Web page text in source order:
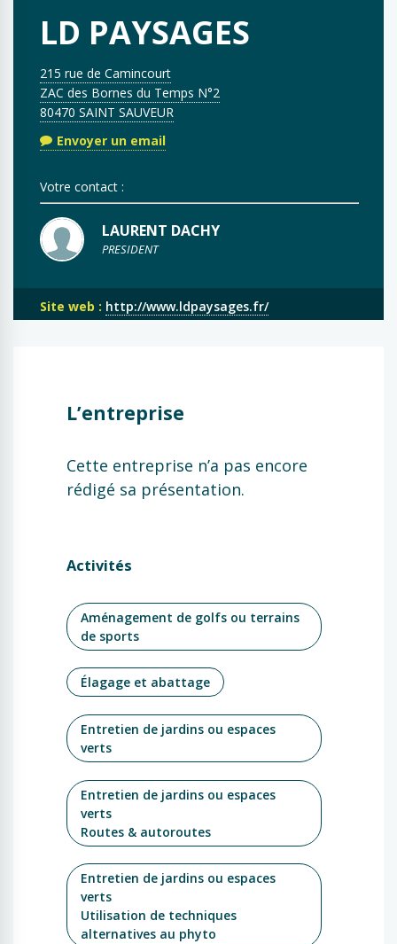
LD PAYSAGES
215 rue de Camincourt
ZAC des Bornes du Temps N°2
80470 SAINT SAUVEUR
Envoyer un email
Votre contact :
LAURENT DACHY
PRESIDENT
Site web : http://www.ldpaysages.fr/
L’entreprise
Cette entreprise n’a pas encore
rédigé sa présentation.
Activités
Aménagement de golfs ou terrains
de sports
Élagage et abattage
Entretien de jardins ou espaces
verts
Entretien de jardins ou espaces
verts
Routes & autoroutes
Entretien de jardins ou espaces
verts
Utilisation de techniques
alternatives au phyto